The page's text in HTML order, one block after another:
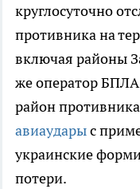
круглосуточно
противника на
включая районы
же оператор
район
авиаударыс
украинские
потери.